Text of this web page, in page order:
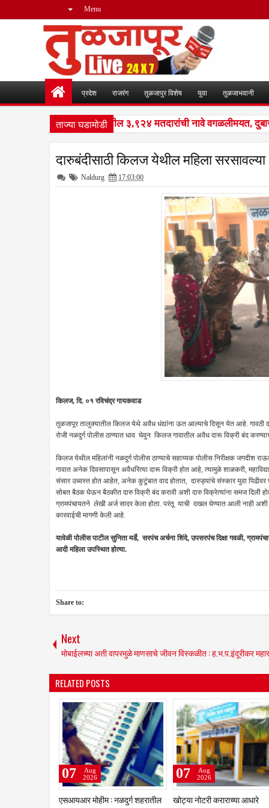
Menu
प्रदेश राजरंग तुळजापुर विशेष युवा तुळजाभवानी
ताज्या घडामोडी
मोहीम : नळदुर्ग शहरातील ३,९२४ मतदारांची नावे वगळलीमयत, दुबार,
दारुबंदीसाठी किलज येथील महिला सरसावल्या
Naldurg 17:03:00
किलज, दि. ०१ रविचंद्र गायकवाड
तुळजापूर तालुक्यातील किलज येथे अवैध धंद्यांना ऊत आल्याचे दिसून येत आहे. गावठी
रोजी नळदुर्ग पोलीस ठाण्यात धाव घेवुन किलज गावातील अवैध दारू विक्री बंद
किलज येथील महिलांनी नळदुर्ग पोलीस ठाण्याचे सहाय्यक पोलीस निरीक्षक जगदीश
गावात अनेक दिवसापासून अवैधरित्या दारू विक्री होत आहे, त्यामुळे शाळकरी,
संसार उध्वस्त होत आहेत, अनेक कुटुंबात वाद होतात, दारुड्यांचे संस्कार युवा पिढीवर
सोबत बैठक घेऊन बैठकीत दारु विक्री बंद करावी अशी दारु विक्रेत्यांना समज दिली
ग्रामपंचायतने लेखी अर्ज सादर केला होता. परंतू याची दखल घेण्यात आली नाही
कारवाईची मागणी केली आहे.
यावेळी पोलीस पाटील सुनिता मर्डे, सरपंच अर्चना शिंदे, उपसरपंच दिक्षा गवळी,
आदी महिला उपस्थित होत्या.
Share to:
Next
मोबाईलच्या अती वापरमुळे माणसाचे जीवन विस्कळीत : ह.भ.प.इंदूरीकर
RELATED POSTS
क्रीडा क्षेत्रात नळदुर्गची मान उंचावली;
03
Aug
2026
चांगली ट्रॅव्हल्स बस देतो' म्हणत
02
Aug
2026